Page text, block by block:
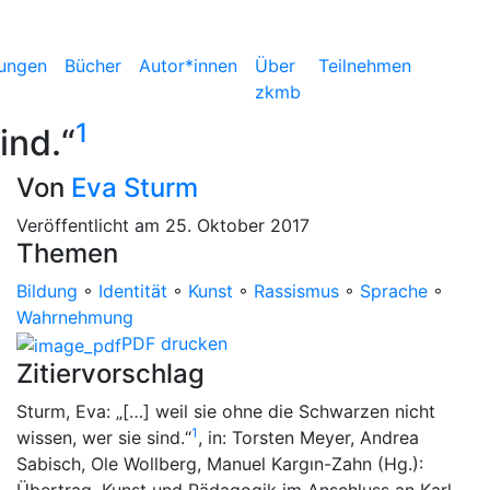
Bücher Autor*innen
Über
zkmb
Teilnehmen
1
Von Eva Sturm
Veröffentlicht am 25. Oktober 2017
Themen
Bildung ◦ Identität ◦ Kunst ◦ Rassismus ◦ Sprache ◦
Wahrnehmung
PDF drucken
Zitiervorschlag
Sturm, Eva: „[…] weil sie ohne die Schwarzen nicht
wissen, wer sie sind.“1 , in: Torsten Meyer, Andrea
Sabisch, Ole Wollberg, Manuel Kargın-Zahn (Hg.):